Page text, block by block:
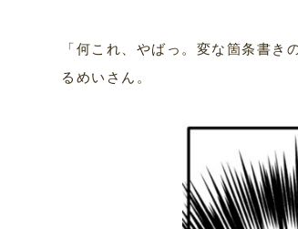
「何これ、やばっ。変な箇条書
るめいさん。